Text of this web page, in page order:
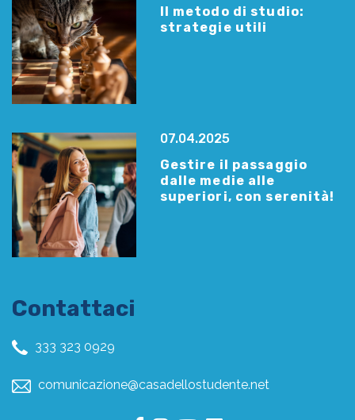
Il metodo di studio:
strategie utili
07.04.2025
Gestire il passaggio
dalle medie alle
superiori, con serenità!
Contattaci
333 323 0929
comunicazione@casadellostudente.net